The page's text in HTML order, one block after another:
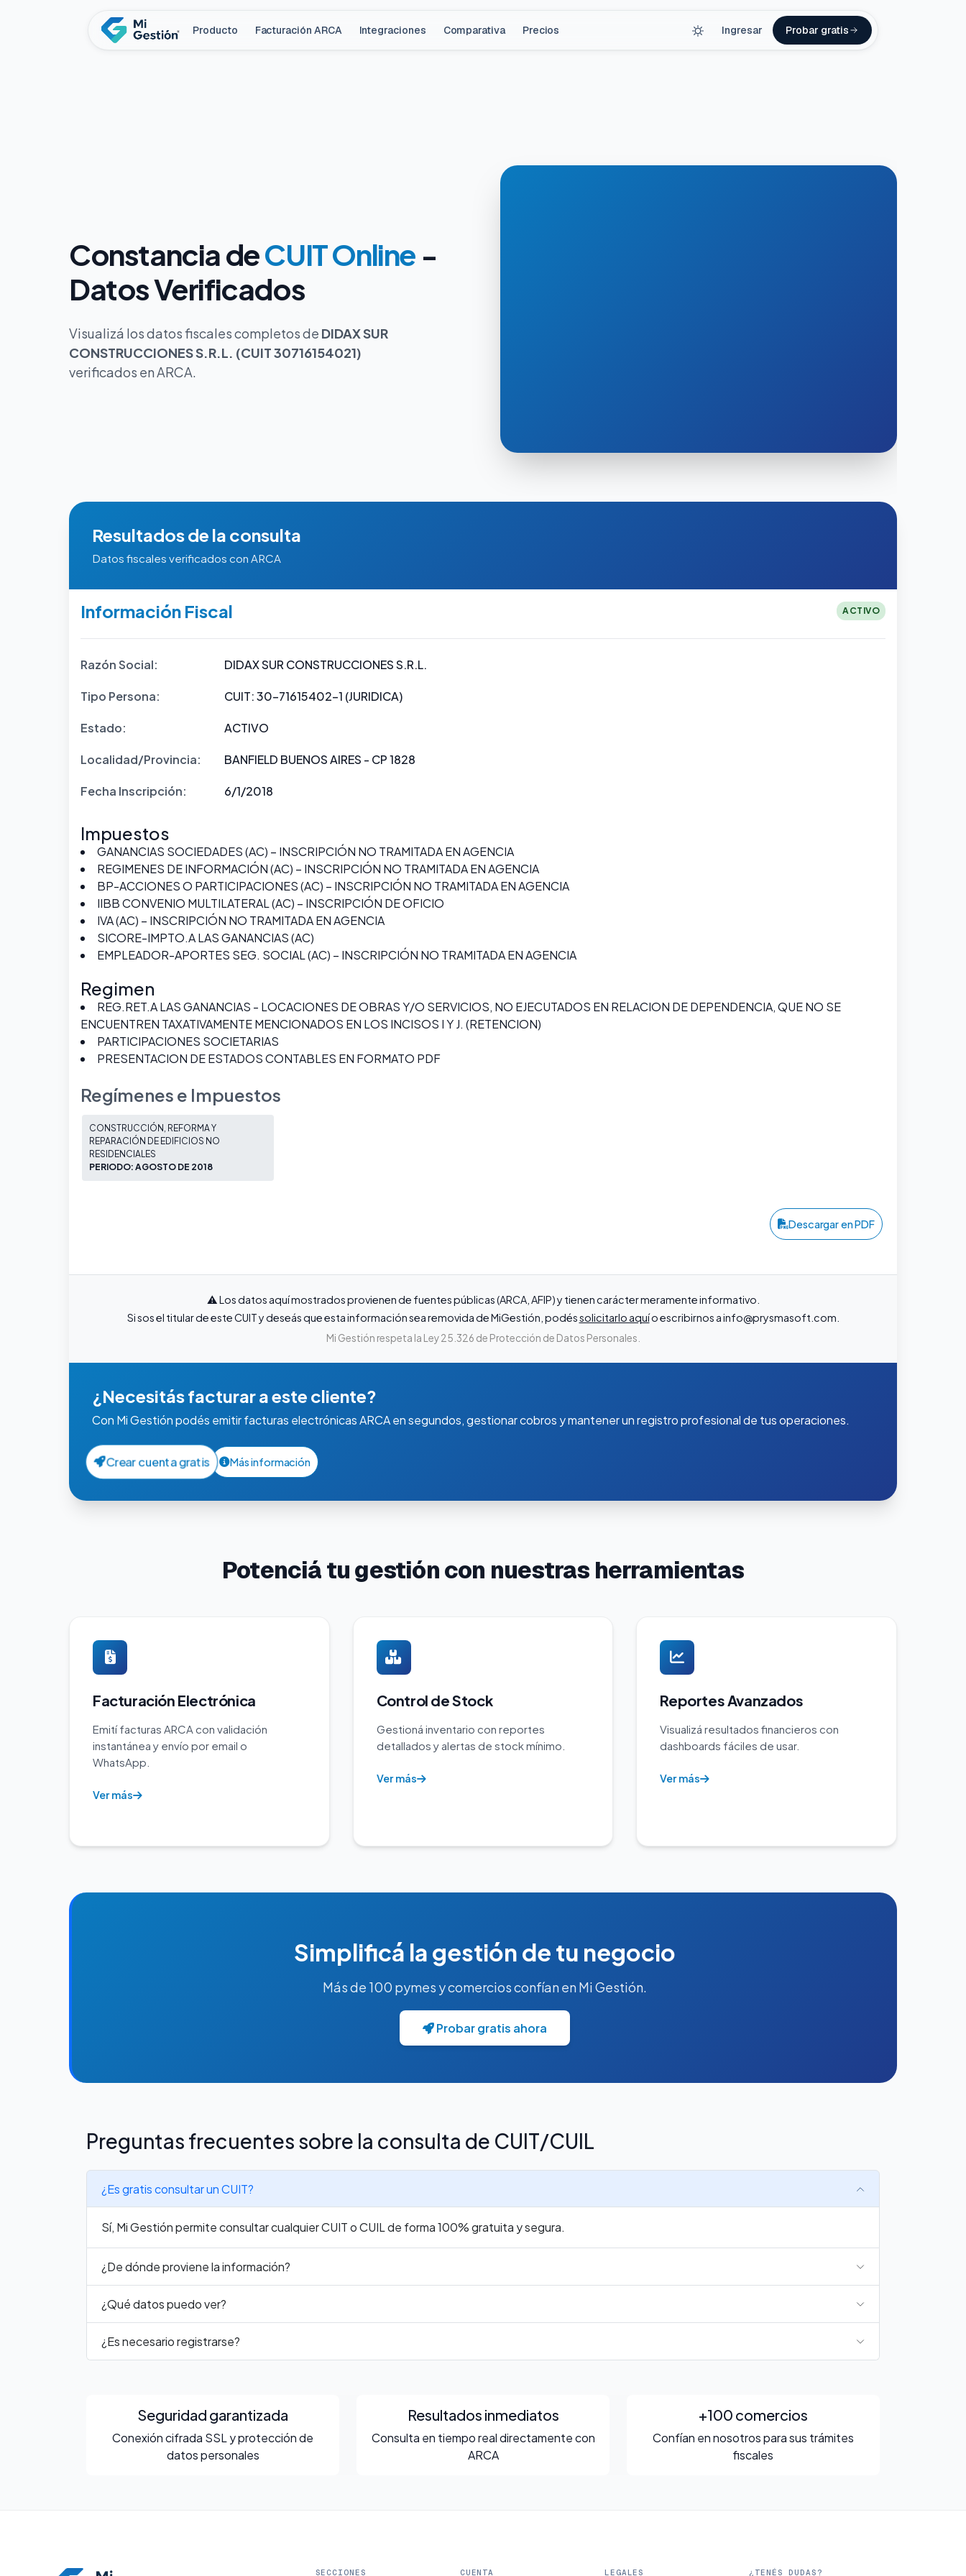
Producto Facturación ARCA Integraciones Comparativa Precios Ingresar Probar gratis
Constancia deCUIT Online -
Datos Verificados
Visualizá los datos fiscales completos de DIDAX SUR
CONSTRUCCIONES S.R.L. (CUIT 30716154021)
verificados en ARCA.
Resultados de la consulta
Datos fiscales verificados con ARCA
Información Fiscal ACTIVO
Razón Social: DIDAX SUR CONSTRUCCIONES S.R.L.
Tipo Persona: CUIT: 30-71615402-1 (JURIDICA)
Estado: ACTIVO
Localidad/Provincia: BANFIELD BUENOS AIRES - CP 1828
Fecha Inscripción: 6/1/2018
Impuestos
GANANCIAS SOCIEDADES (AC) – INSCRIPCIÓN NO TRAMITADA EN AGENCIA
REGIMENES DE INFORMACIÓN (AC) – INSCRIPCIÓN NO TRAMITADA EN AGENCIA
BP-ACCIONES O PARTICIPACIONES (AC) – INSCRIPCIÓN NO TRAMITADA EN AGENCIA
IIBB CONVENIO MULTILATERAL (AC) – INSCRIPCIÓN DE OFICIO
IVA (AC) – INSCRIPCIÓN NO TRAMITADA EN AGENCIA
SICORE-IMPTO.A LAS GANANCIAS (AC)
EMPLEADOR-APORTES SEG. SOCIAL (AC) – INSCRIPCIÓN NO TRAMITADA EN AGENCIA
Regimen
REG.RET.A LAS GANANCIAS - LOCACIONES DE OBRAS Y/O SERVICIOS, NO EJECUTADOS EN RELACION DE DEPENDENCIA, QUE NO SE
ENCUENTREN TAXATIVAMENTE MENCIONADOS EN LOS INCISOS I Y J. (RETENCION)
PARTICIPACIONES SOCIETARIAS
PRESENTACION DE ESTADOS CONTABLES EN FORMATO PDF
Regímenes e Impuestos
CONSTRUCCIÓN, REFORMA Y
REPARACIÓN DE EDIFICIOS NO
RESIDENCIALES
PERIODO: AGOSTO DE 2018
Descargar en PDF
⚠️ Los datos aquí mostrados provienen de fuentes públicas (ARCA, AFIP) y tienen carácter meramente informativo.
Si sos el titular de este CUIT y deseás que esta información sea removida de MiGestión, podéssolicitarlo aquío escribirnos ainfo@prysmasoft.com
Mi Gestión respeta la Ley 25.326 de Protección de Datos Personales.
¿Necesitás facturar a este cliente?
Con Mi Gestión podés emitir facturas electrónicas ARCA en segundos, gestionar cobros y mantener un registro profesional de tus operaciones.
Crear cuenta gratis Más información
Potenciá tu gestión con nuestras herramientas
Facturación Electrónica
Emití facturas ARCA con validación
instantánea y envío por email o
WhatsApp.
Ver más
Control de Stock
Gestioná inventario con reportes
detallados y alertas de stock mínimo.
Ver más
Reportes Avanzados
Visualizá resultados financieros con
dashboards fáciles de usar.
Ver más
Simplificá la gestión de tu negocio
Más de 100 pymes y comercios confían en Mi Gestión.
Probar gratis ahora
Preguntas frecuentes sobre la consulta de CUIT/CUIL
¿Es gratis consultar un CUIT?
Sí, Mi Gestión permite consultar cualquier CUIT o CUIL de forma 100% gratuita y segura.
¿De dónde proviene la información?
¿Qué datos puedo ver?
¿Es necesario registrarse?
Seguridad garantizada
Conexión cifrada SSL y protección de
datos personales
Resultados inmediatos
Consulta en tiempo real directamente con
ARCA
+100 comercios
Confían en nosotros para sus trámites
fiscales
SECCIONES CUENTA LEGALES ¿TENÉS DUDAS?